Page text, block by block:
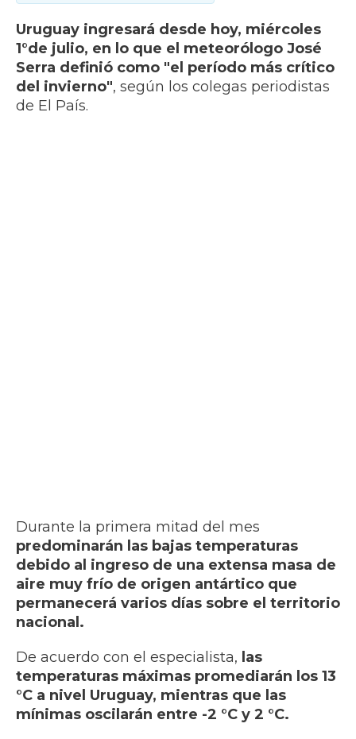
Uruguay ingresará desde hoy, miércoles
1°de julio, en lo que el meteorólogo José
Serra definió como "el período más crítico
del invierno", según los colegas periodistas
de El País.
Durante la primera mitad del mes
predominarán las bajas temperaturas
debido al ingreso de una extensa masa de
aire muy frío de origen antártico que
permanecerá varios días sobre el territorio
nacional.
De acuerdo con el especialista, las
temperaturas máximas promediarán los 13
°C a nivel Uruguay, mientras que las
mínimas oscilarán entre -2 °C y 2 °C.